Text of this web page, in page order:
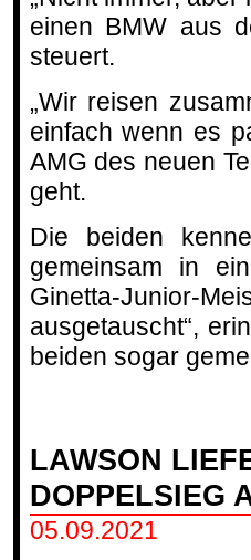
einen BMW aus
steuert.
„Wir reisen
einfach wenn es
AMG des neuen
geht.
Die beiden
gemeinsam in
Ginetta-Junior-
ausgetauscht“,
beiden sogar
LAWSON
DOPPELSIEG
05.09.2021